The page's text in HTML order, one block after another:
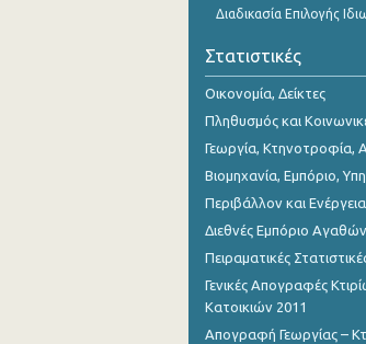
Διαδικασία Επιλογής
Στατιστικές
Οικονομία, Δείκτες
Πληθυσμός και
Γεωργία, Κτηνοτροφία,
Βιομηχανία, Εμπόριο,
Περιβάλλον και Ενέργεια
Διεθνές Εμπόριο Αγαθών
Πειραματικές
Γενικές Απογραφές
Κατοικιών 2011
Απογραφή Γεωργίας –